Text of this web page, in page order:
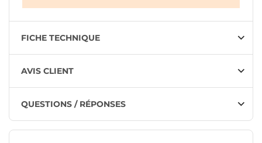
FICHE TECHNIQUE
AVIS CLIENT
QUESTIONS / RÉPONSES